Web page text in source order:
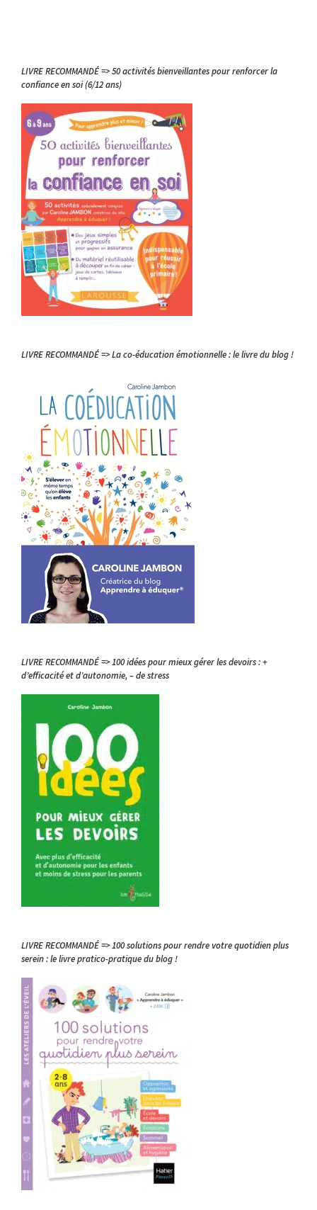
LIVRE RECOMMANDÉ => 50 activités bienveillantes pour renforcer la
confiance en soi (6/12 ans)
LIVRE RECOMMANDÉ => La co-éducation émotionnelle : le livre du blog !
LIVRE RECOMMANDÉ => 100 idées pour mieux gérer les devoirs : +
d’efficacité et d’autonomie, – de stress
LIVRE RECOMMANDÉ => 100 solutions pour rendre votre quotidien plus
serein : le livre pratico-pratique du blog !